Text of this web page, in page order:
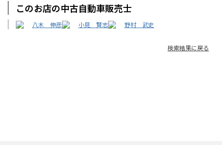
このお店の中古自動車販売士
八木 伸彦 小見 賢志 野村 武史
検索結果に戻る